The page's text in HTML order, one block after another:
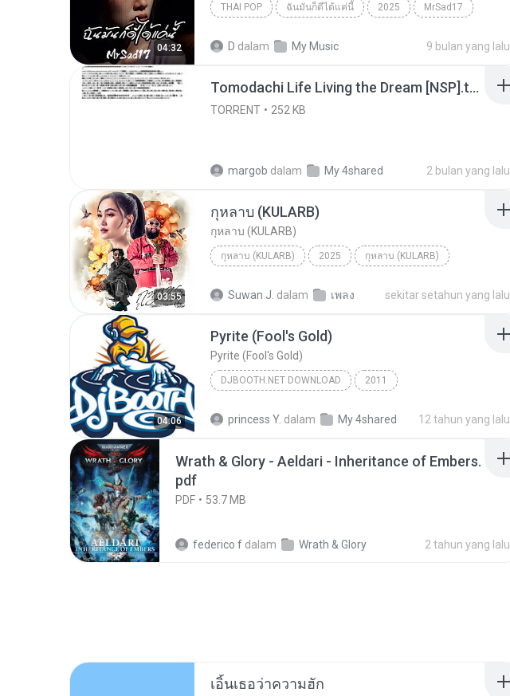
04:32
THAI POP ฉันมันก็ดีได้แค่นี้ 2025 MrSad17
D dalam My Music 9 bulan yang lalu
Tomodachi Life Living the Dream [NSP].torrent
TORRENT 252 KB
margob dalam My 4shared 2 bulan yang lalu
03:55
กุหลาบ (KULARB)
กุหลาบ (KULARB)
กุหลาบ (KULARB) 2025 กุหลาบ (KULARB)
Suwan J. dalam เพลง sekitar setahun yang lalu
04:06
Pyrite (Fool's Gold)
Pyrite (Fool's Gold)
DJBOOTH.NET DOWNLOAD 2011
princess Y. dalam My 4shared 12 tahun yang lalu
Wrath & Glory - Aeldari - Inheritance of Embers.
pdf
PDF 53.7 MB
federico f dalam Wrath & Glory 2 tahun yang lalu
เอิ้นเธอว่าความฮัก